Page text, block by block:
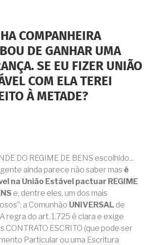
DE
BENS
NA
UNIÃO
ESTÁVEL
PARA
INCLUIR
MEAÇÃO
SOBRE
COMPANHEIRA
DE GANHAR UMA
SE EU FIZER UNIÃO
COM ELA TEREI
À METADE?
DO REGIME DE BENS escolhido...
ainda parece não saber mas é
na União Estável pactuar REGIME
e, dentre eles, um dos mais
a Comunhão UNIVERSAL de
regra do art. 1.725 é clara e exige
CONTRATO ESCRITO (que pode ser
Particular ou uma Escritura